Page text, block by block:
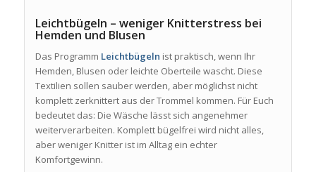
Leichtbügeln – weniger Knitterstress bei
Hemden und Blusen
Das Programm Leichtbügeln ist praktisch, wenn Ihr
Hemden, Blusen oder leichte Oberteile wascht. Diese
Textilien sollen sauber werden, aber möglichst nicht
komplett zerknittert aus der Trommel kommen. Für Euch
bedeutet das: Die Wäsche lässt sich angenehmer
weiterverarbeiten. Komplett bügelfrei wird nicht alles,
aber weniger Knitter ist im Alltag ein echter
Komfortgewinn.